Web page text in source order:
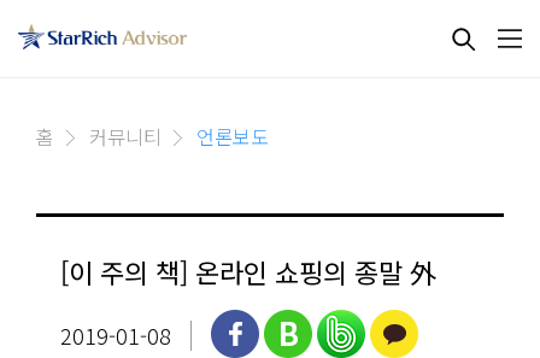
홈 커뮤니티 언론보도
[이 주의 책] 온라인 쇼핑의 종말 外​
2019-01-08